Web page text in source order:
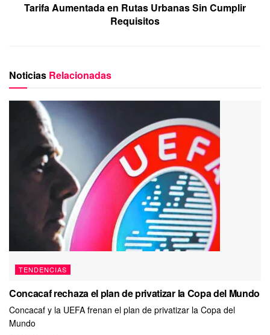
Tarifa Aumentada en Rutas Urbanas Sin Cumplir
Requisitos
Noticias Relacionadas
TENDENCIAS
Concacaf rechaza el plan de privatizar la Copa del Mundo
Concacaf y la UEFA frenan el plan de privatizar la Copa del
Mundo